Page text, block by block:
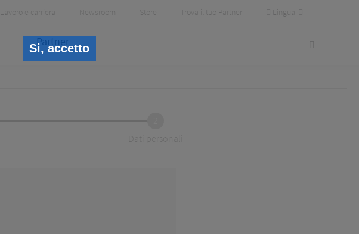
Si, accetto
Lavoro e carriera Newsroom Store Trova il tuo Partner Lingua
Partner